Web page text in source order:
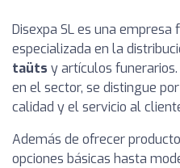
Disexpa SL es una
especializada en la
taüts y artículos
en el sector, se distingue
calidad y el servicio al
Además de ofrecer
opciones básicas hasta